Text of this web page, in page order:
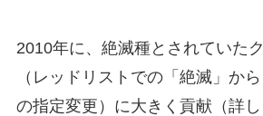
2010年に、絶滅種とされていた
（レッドリストでの「絶滅」か
の指定変更）に大きく貢献（詳